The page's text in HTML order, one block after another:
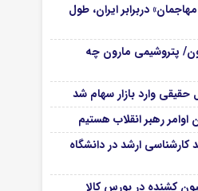
دربرابر ایران، طول
پتروشیمی مارون چه
رهبر انقلاب هستیم
جدید کارشناسی ارشد در دانشگاه